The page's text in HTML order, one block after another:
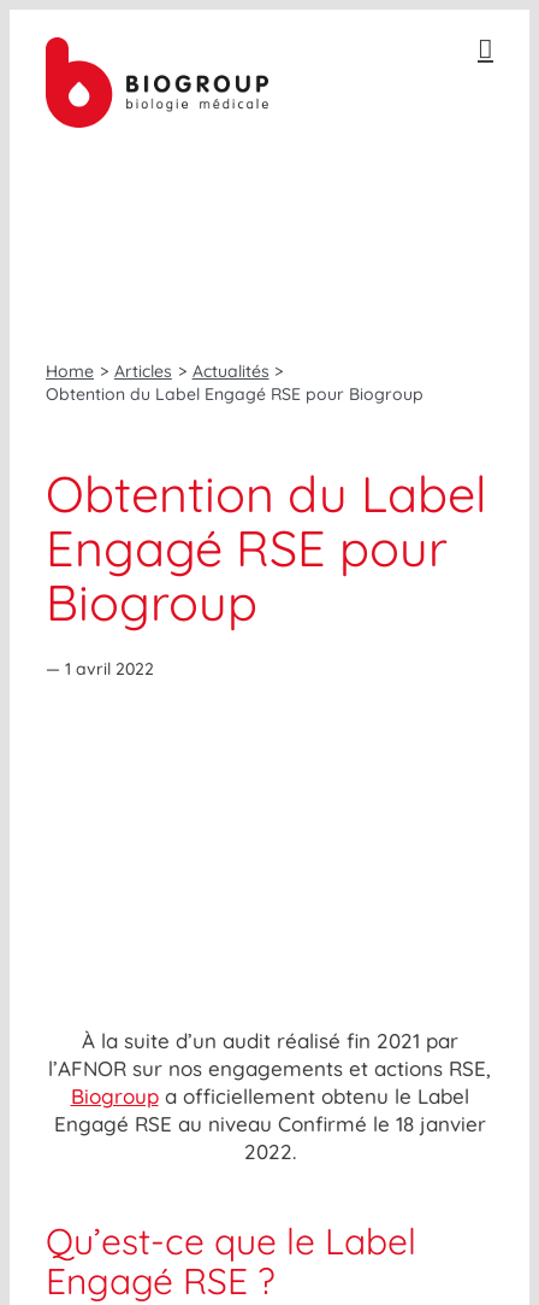
contenu
Home Articles
Actualités
Obtention du Label Engagé RSE pour Biogroup
Obtention du Label
Engagé RSE pour
Biogroup
— 1 avril 2022
À la suite d’un audit réalisé fin 2021 par
l’AFNOR sur nos engagements et actions RSE,
Biogroupa officiellement obtenu le Label
Engagé RSE au niveau Confirmé le 18 janvier
2022.
Qu’est-ce que le Label
Engagé RSE ?